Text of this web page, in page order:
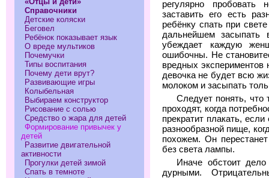
регулярно
заставить его есть
ребёнку спать при
дальнейшем засыпать
убеждает каждую
ошибочны. Не
вредных экспериментов
девочка не будет всю
молоком и засыпать
Следует понять, что
проходят, когда
прекратит плакать,
разнообразной пище,
похожем. Он
без света лампы.
Иначе обстоит
дурными.
Справочники
Детские коляски
Беговел
Ребёнок показывает язык
О вреде мультиков
Почемучки
Типы воспитания
Почему дети врут?
Развивающие игры
Колыбельная
Выбираем конструктор
Рисование с солью
Средство о жара для детей
Формирование привычек у
детей
Развитие двигательной
активности
Прогулки детей зимой
Спать в темноте